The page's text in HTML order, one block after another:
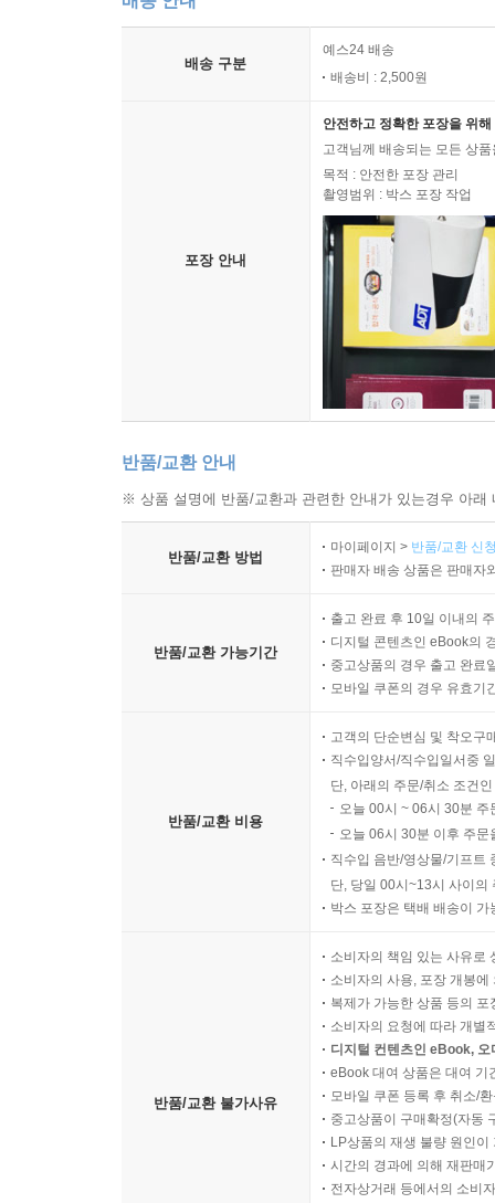
배송 구분
예스24 배송
배송비 : 2,500원
포장 안내
안전하고 정확한 포장을 위
고객님께 배송되는 모든 상
목적 : 안전한 포장 관리
촬영범위 : 박스 포장 작업
반품/교환 안내
※ 상품 설명에 반품/교환과 관련한 안내가 있는경우 아
반품/교환 방법
마이페이지 > 반품/교환 신
판매자 배송 상품은 판매자
반품/교환 가능기간
출고 완료 후 10일 이내의
디지털 콘텐츠인 eBook의
중고상품의 경우 출고 완료
모바일 쿠폰의 경우 유효기
반품/교환 비용
고객의 단순변심 및 착오구
직수입양서/직수입일서중
단, 아래의 주문/취소 조건
오늘 00시 ~ 06시 30분
오늘 06시 30분 이후 주
직수입 음반/영상물/기프트
단, 당일 00시~13시 사이의
박스 포장은 택배 배송이
반품/교환 불가사유
소비자의 책임 있는 사유로
소비자의 사용, 포장 개봉
복제가 가능한 상품 등의
소비자의 요청에 따라 개별
디지털 컨텐츠인 eBook,
eBook 대여 상품은 대여 기
모바일 쿠폰 등록 후 취소/
중고상품이 구매확정(자동
LP상품의 재생 불량 원인
시간의 경과에 의해 재판매
전자상거래 등에서의 소비